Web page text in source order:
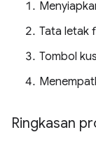
Tata letak
Tombol
Ringkasan